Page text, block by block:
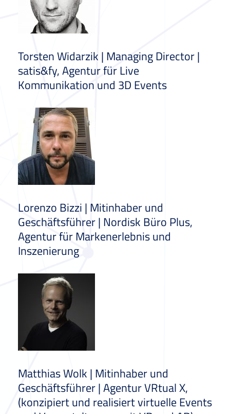
Torsten Widarzik | Managing Director |
satis&fy, Agentur für Live
Kommunikation und 3D Events
Lorenzo Bizzi | Mitinhaber und
Geschäftsführer | Nordisk Büro Plus,
Agentur für Markenerlebnis und
Inszenierung
Matthias Wolk | Mitinhaber und
Geschäftsführer | Agentur VRtual X,
(konzipiert und realisiert virtuelle Events